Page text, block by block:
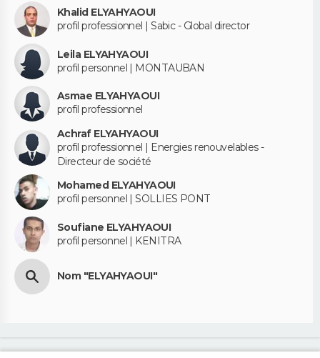
Khalid ELYAHYAOUI
profil professionnel | Sabic - Global director
Leila ELYAHYAOUI
profil personnel | MONTAUBAN
Asmae ELYAHYAOUI
profil professionnel
Achraf ELYAHYAOUI
profil professionnel | Energies renouvelables -
Directeur de société
Mohamed ELYAHYAOUI
profil personnel | SOLLIES PONT
Soufiane ELYAHYAOUI
profil personnel | KENITRA
Nom "ELYAHYAOUI"